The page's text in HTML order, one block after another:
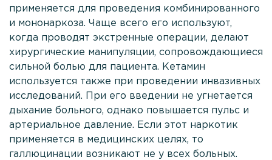
применяется для проведения комбинированного
и мононаркоза. Чаще всего его используют,
когда проводят экстренные операции, делают
хирургические манипуляции, сопровождающиеся
сильной болью для пациента. Кетамин
используется также при проведении инвазивных
исследований. При его введении не угнетается
дыхание больного, однако повышается пульс и
артериальное давление. Если этот наркотик
применяется в медицинских целях, то
галлюцинации возникают не у всех больных.